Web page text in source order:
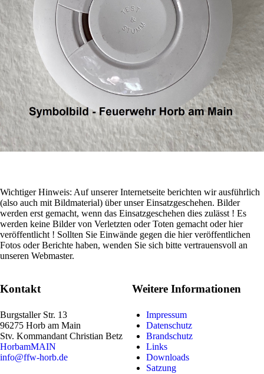
Wichtiger Hinweis: Auf unserer Internetseite berichten wir ausführlich
(also auch mit Bildmaterial) über unser Einsatzgeschehen. Bilder
werden erst gemacht, wenn das Einsatzgeschehen dies zulässt ! Es
werden keine Bilder von Verletzten oder Toten gemacht oder hier
veröffentlicht ! Sollten Sie Einwände gegen die hier veröffentlichen
Fotos oder Berichte haben, wenden Sie sich bitte vertrauensvoll an
unseren Webmaster.
Kontakt
Burgstaller Str. 13
96275 Horb am Main
Stv. Kommandant Christian Betz
HorbamMAIN
info@ffw-horb.de
Weitere Informationen
Impressum
Datenschutz
Brandschutz
Links
Downloads
Satzung